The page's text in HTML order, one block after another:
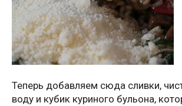
Теперь добавляем сюда сливки,
воду и кубик куриного бульона,